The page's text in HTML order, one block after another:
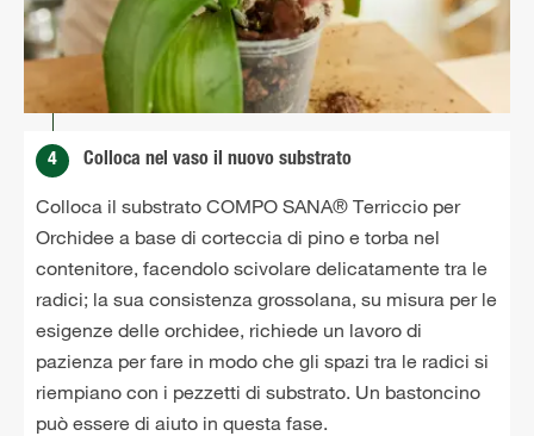
4 Colloca nel vaso il nuovo substrato
Colloca il substrato COMPO SANA® Terriccio per
Orchidee a base di corteccia di pino e torba nel
contenitore, facendolo scivolare delicatamente tra le
radici; la sua consistenza grossolana, su misura per le
esigenze delle orchidee, richiede un lavoro di
pazienza per fare in modo che gli spazi tra le radici si
riempiano con i pezzetti di substrato. Un bastoncino
può essere di aiuto in questa fase.